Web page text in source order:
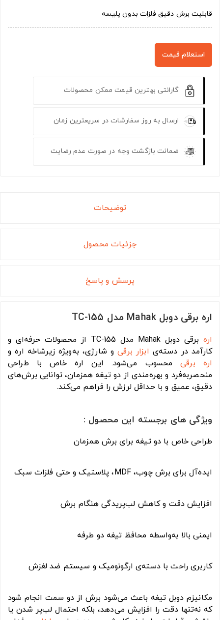
قابلیت برش دقیق فلزات بدون پلیسه
استعلام قیمت
گارانتی بهترین قیمت ممکن محصولات
ارسال به روز سفارشات در سریعترین زمان
ضمانت بازگشت وجه در صورت عدم رضایت
توضیحات
جزئیات محصول
پرسش و پاسخ
اره برقی دوبل Mahak مدل TC-155
اره
برقی دوبل Mahak مدل TC-155 از محصولات حرفه‌ای و
کارآمد در دسته‌ی ابزار برقیو شارژی، به‌ویژه زیرشاخه اره و
اره برقیمحسوب می‌شود. این اره خاص با طراحی
منحصر‌به‌فرد و بهره‌مندی از دو تیغه همزمان، توانایی برش‌های
دقیق، عمیق و با حداقل لرزش را فراهم می‌کند.
ویژگی های برجسته این محصول :
طراحی خاص با دو تیغه برای برش همزمان
ایده‌آل برای برش چوب، MDF، پلاستیک و حتی فلزات سبک
افزایش دقت و کاهش لب‌پریدگی هنگام برش
ایمنی بالا به‌واسطه محافظ تیغه دو طرفه
کاربری راحت با دسته‌ی ارگونومیک و سیستم ضد لغزش
مکانیزم دوبل تیغه باعث می‌شود برش از دو سمت انجام شود
که نه‌تنها دقت را افزایش می‌دهد، بلکه احتمال لب‌پر شدن یا